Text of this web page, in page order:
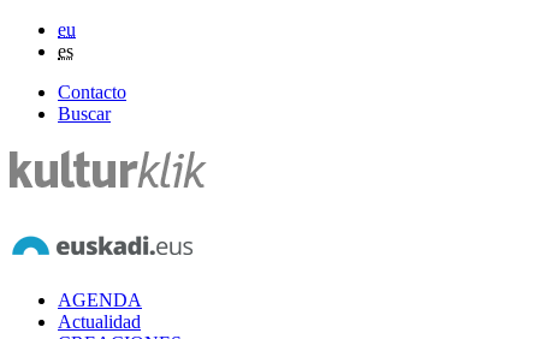
eu
es
Contacto
Buscar
AGENDA
Actualidad